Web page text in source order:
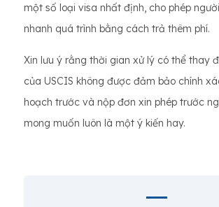
một số loại visa nhất định, cho phép
nhanh quá trình bằng cách trả thêm phí.
Xin lưu ý rằng thời gian xử lý có thể thay
của USCIS không được đảm bảo chính
hoạch trước và nộp đơn xin phép trước
mong muốn luôn là một ý kiến ​​hay.